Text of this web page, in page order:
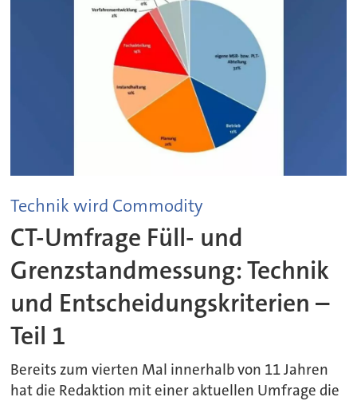
Technik wird Commodity
CT-Umfrage Füll- und
Grenzstandmessung: Technik
und Entscheidungskriterien –
Teil 1
Bereits zum vierten Mal innerhalb von 11 Jahren
hat die Redaktion mit einer aktuellen Umfrage die